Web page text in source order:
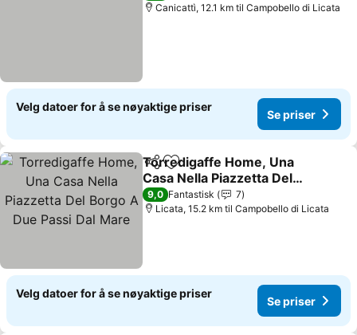
Canicattì, 12.1 km til Campobello di Licata
Velg datoer for å se nøyaktige priser
Se priser
Del Legg til i favoritter
Torredigaffe Home, Una
Casa Nella Piazzetta Del
Borgo A Due Passi Dal
Mare
9,0 Fantastisk
7
Licata, 15.2 km til Campobello di Licata
Velg datoer for å se nøyaktige priser
Se priser